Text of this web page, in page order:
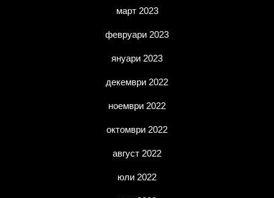
март 2023
февруари 2023
януари 2023
декември 2022
ноември 2022
октомври 2022
август 2022
юли 2022